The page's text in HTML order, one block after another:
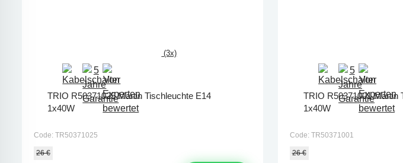
(3x)
TRIO R50371025 Martin Tischleuchte E14
1x40W
Code: TR50371025
26 €
TRIO R50371001 Martin
1x40W
Code: TR50371001
26 €